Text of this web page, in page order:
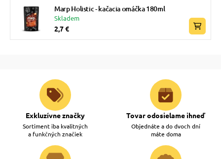
Marp Holistic - kačacia omáčka 180ml
Skladem
2,7 €
Exkluzívne značky
Sortiment iba kvalitných
a funkčných značiek
Tovar odosielame ihneď
Objednáte a do dvoch dní
máte doma